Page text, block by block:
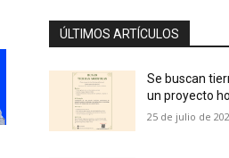
ÚLTIMOS ARTÍCULOS
Se buscan
un proyecto
25 de julio de